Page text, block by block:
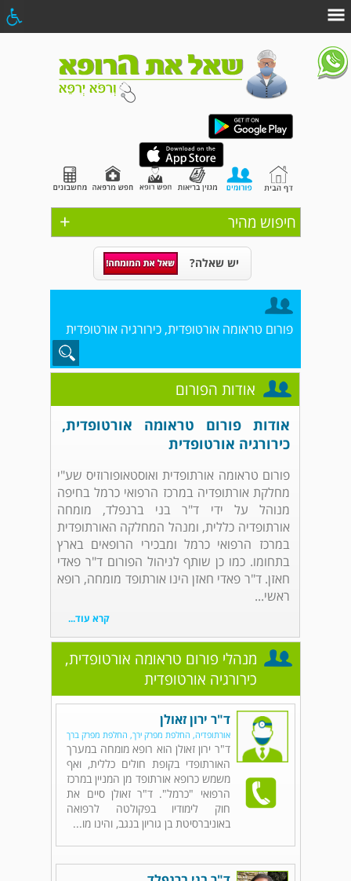
+ חיפוש מהיר
יש שאלה?
פורום טראומה אורטופדית, כירורגיה אורטופדית
אודות הפורום
אודות פורום טראומה אורטופדית,
כירורגיה אורטופדית
פורום טראומה אורתופדית ואוסטאופורוזיס שע"י
מחלקת אורתופדיה במרכז הרפואי כרמל בחיפה
מנוהל על ידי ד"ר בני ברנפלד, מומחה
אורתופדיה כללית, ומנהל המחלקה האורתופדית
במרכז הרפואי כרמל ומבכירי הרופאים בארץ
בתחומו. כמו כן שותף לניהול הפורום ד"ר פאדי
חאזן. ד"ר פאדי חאזן הינו אורתופד מומחה, רופא
ראשי...
קרא עוד...
מנהלי פורום טראומה אורטופדית,
כירורגיה אורטופדית
ד"ר ירון זאולן
אורתופדיה, החלפת מפרק ירך, החלפת מפרק ברך
ד"ר ירון זאולן הוא רופא מומחה במערך
האורתופדי בקופת חולים כללית, ואף
משמש כרופא אורתופד מן המניין במרכז
הרפואי "כרמל". ד"ר זאולן סיים את
חוק לימודיו בפקולטה לרפואה
באוניברסיטת בן גוריון בנגב, והינו מו...